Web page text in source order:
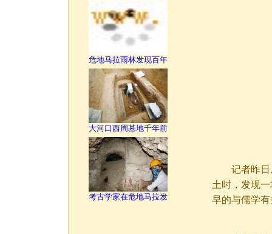
危地马拉雨林发现百年
大河口西周墓地千年前
考古学家在危地马拉发
记者昨日从
土时，发现
早的与儒学